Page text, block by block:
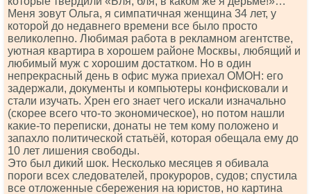
Меня зовут Ольга, я симпатичная женщина 34 лет, у
которой до недавнего времени все было просто
великолепно. Любимая работа в рекламном агентстве,
уютная квартира в хорошем районе Москвы, любящий и
любимый муж с хорошим достатком. Но в один
непрекрасный день в офис мужа приехал ОМОН: его
задержали, документы и компьютеры конфисковали и
стали изучать. Хрен его знает чего искали изначально
(скорее всего что-то экономическое), но потом нашли
какие-то переписки, донаты не тем кому положено и
запахло политической статьёй, которая обещала ему до
10 лет лишения свободы.
Это был дикий шок. Несколько месяцев я обивала
пороги всех следователей, прокуроров, судов; спустила
все отложенные сбережения на юристов, но картина